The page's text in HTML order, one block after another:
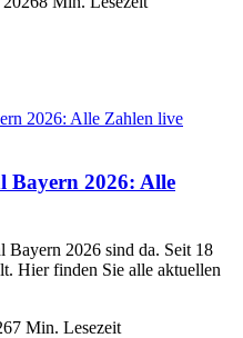
Bayern 2026: Alle
Bayern 2026 sind da. Seit 18
Hier finden Sie alle aktuellen
7 Min. Lesezeit